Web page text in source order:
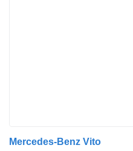
Mercedes-Benz Vito